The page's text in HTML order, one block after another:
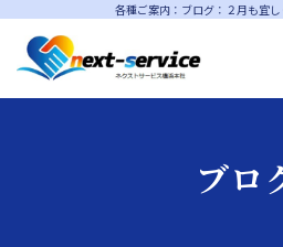
各種ご案内：ブログ：２月も宜し
ブロ